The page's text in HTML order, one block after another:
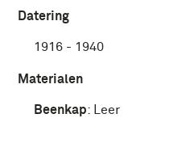
Datering
1916 - 1940
Materialen
Beenkap: Leer